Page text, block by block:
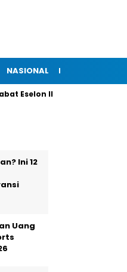
NASIONAL INTERNASIONAL
III dan IV Dilantik Malam
Ini 12
Uang